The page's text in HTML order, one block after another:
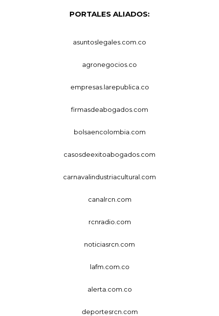
PORTALES ALIADOS:
asuntoslegales.com.co
agronegocios.co
empresas.larepublica.co
firmasdeabogados.com
bolsaencolombia.com
casosdeexitoabogados.com
carnavalindustriacultural.com
canalrcn.com
rcnradio.com
noticiasrcn.com
lafm.com.co
alerta.com.co
deportesrcn.com